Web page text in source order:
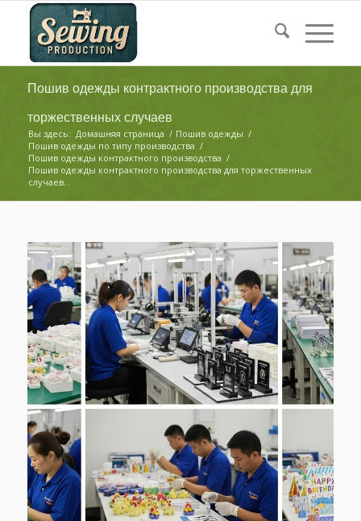
Пошив одежды контрактного производства для
торжественных случаев
Вы здесь: Домашняя страница / Пошив одежды /
Пошив одежды по типу производства /
Пошив одежды контрактного производства /
Пошив одежды контрактного производства для торжественных
случаев...